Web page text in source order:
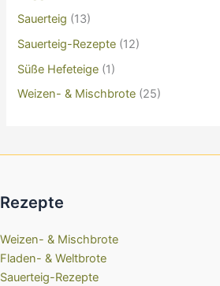
Sauerteig (13)
Sauerteig-Rezepte (12)
Süße Hefeteige (1)
Weizen- & Mischbrote (25)
Rezepte
Weizen- & Mischbrote
Fladen- & Weltbrote
Sauerteig-Rezepte